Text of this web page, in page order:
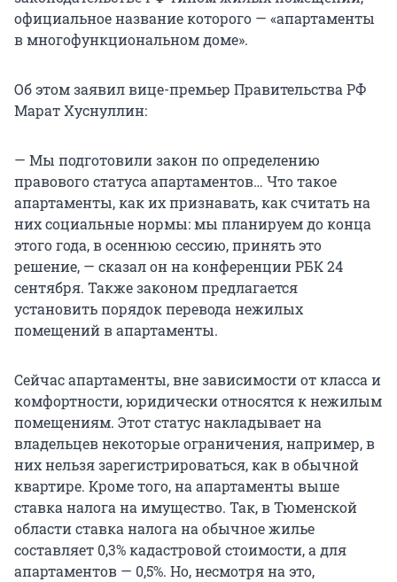
официальное название которого — «апартаменты
в многофункциональном доме».
Об этом заявил вице-премьер Правительства РФ
Марат Хуснуллин:
— Мы подготовили закон по определению
правового статуса апартаментов… Что такое
апартаменты, как их признавать, как считать на
них социальные нормы: мы планируем до конца
этого года, в осеннюю сессию, принять это
решение, — сказал он на конференции РБК 24
сентября. Также законом предлагается
установить порядок перевода нежилых
помещений в апартаменты.
Сейчас апартаменты, вне зависимости от класса и
комфортности, юридически относятся к нежилым
помещениям. Этот статус накладывает на
владельцев некоторые ограничения, например, в
них нельзя зарегистрироваться, как в обычной
квартире. Кроме того, на апартаменты выше
ставка налога на имущество. Так, в Тюменской
области ставка налога на обычное жилье
составляет 0,3% кадастровой стоимости, а для
апартаментов — 0,5%. Но, несмотря на это,